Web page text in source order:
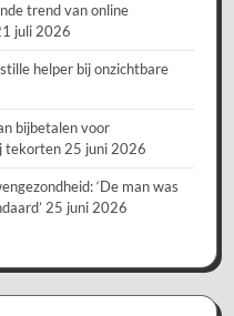
trend van online
juli 2026
helper bij onzichtbare
bijbetalen voor
tekorten 25 juni 2026
‘De man was
25 juni 2026